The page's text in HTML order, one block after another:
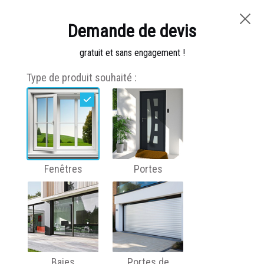
TEL :01 60 64 99 50
RENOVATION
Fenêtres, Volets
Entrée, Garage
Vente et installation de
Demande de devis
gratuit et sans engagement !
Type de produit souhaité :
Fenêtres Portes